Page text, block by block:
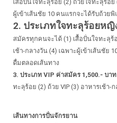
เสื้อปั่นใจทะลุร้อย (2) ถ้วยใจทะลุร้อย
ผู้เข้าเส้นชัย 10 คนแรกจะได้รับถ้วย
2. ประเภทใจทะลุร้อยห
สมัครทุกคนจะได้ (1) เสื้อปั่นใจทะลุร้
เช้า-กลางวัน (4) เฉพาะผู้เข้าเส้นชัย
ดื่มตลอดเส้นทาง
3. ประเภท VIP ค่าสมัคร 1,500.- บาท
ทะลุร้อย (2) ถ้วย VIP (3) อาหารเช้า-
เส้นทางการปั่นจักรยาน